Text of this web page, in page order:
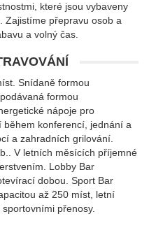
které jsou vybaveny
Zajistíme přepravu osob a
a volný čas.
Snídaně formou
formou
nápoje pro
konferencí, jednání a
a zahradních grilování.
V letních měsících příjemné
Lobby Bar
dobou. Sport Bar
až 250 míst, letní
přenosy.